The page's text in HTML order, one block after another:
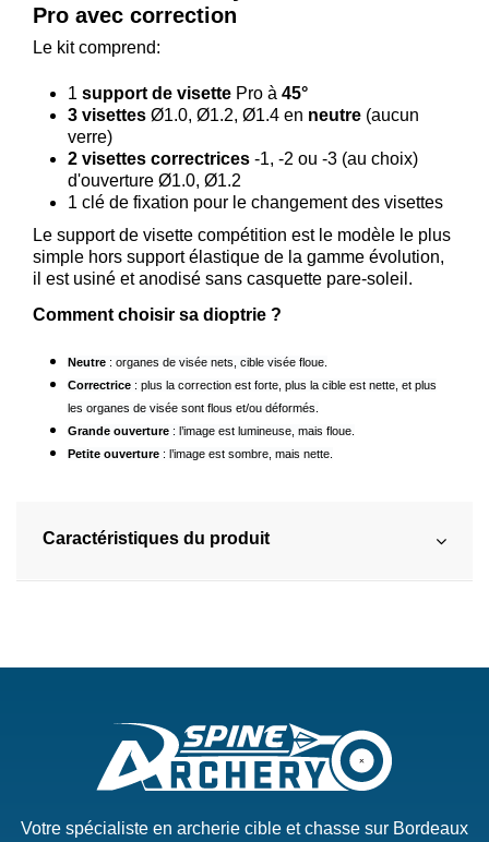
Pro avec correction
Le kit comprend:
1 support de visette Pro à 45°
3 visettes Ø1.0, Ø1.2, Ø1.4 en neutre (aucun
verre)
2 visettes correctrices -1, -2 ou -3 (au choix)
d'ouverture Ø1.0, Ø1.2
1 clé de fixation pour le changement des visettes
Le support de visette compétition est le modèle le plus
simple hors support élastique de la gamme évolution,
il est usiné et anodisé sans casquette pare-soleil.
Comment choisir sa dioptrie ?
Neutre : organes de visée nets, cible visée floue.
Correctrice : plus la correction est forte, plus la cible est nette, et plus
les organes de visée sont flous et/ou déformés.
Grande ouverture : l’image est lumineuse, mais floue.
Petite ouverture : l’image est sombre, mais nette.
Caractéristiques du produit
Votre spécialiste en archerie cible et chasse sur Bordeaux